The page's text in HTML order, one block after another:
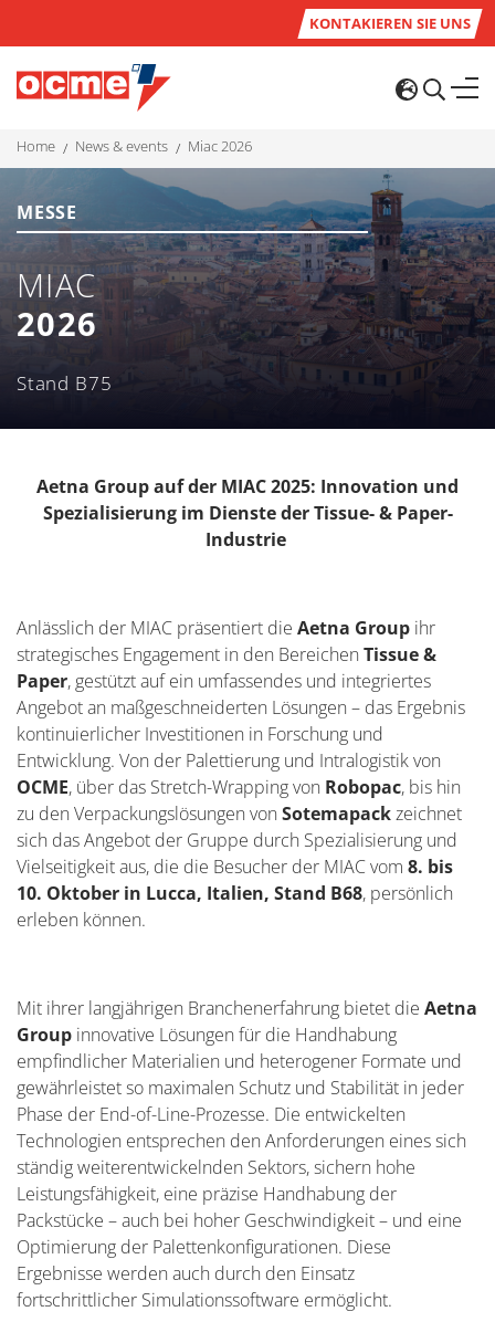
KONTAKIEREN SIE UNS
home news & events miac 2026
MESSE
MIAC
2026
Stand B75
Aetna Group auf der MIAC 2025: Innovation und
Spezialisierung im Dienste der Tissue- & Paper-
Industrie
Anlässlich der MIAC präsentiert die Aetna Group ihr
strategisches Engagement in den Bereichen Tissue &
Paper, gestützt auf ein umfassendes und integriertes
Angebot an maßgeschneiderten Lösungen – das Ergebnis
kontinuierlicher Investitionen in Forschung und
Entwicklung. Von der Palettierung und Intralogistik von
OCME, über das Stretch-Wrapping von Robopac, bis hin
zu den Verpackungslösungen von Sotemapackzeichnet
sich das Angebot der Gruppe durch Spezialisierung und
Vielseitigkeit aus, die die Besucher der MIAC vom 8. bis
10. Oktober in Lucca, Italien, Stand B68, persönlich
erleben können.
Mit ihrer langjährigen Branchenerfahrung bietet die Aetna
Group innovative Lösungen für die Handhabung
empfindlicher Materialien und heterogener Formate und
gewährleistet so maximalen Schutz und Stabilität in jeder
Phase der End-of-Line-Prozesse. Die entwickelten
Technologien entsprechen den Anforderungen eines sich
ständig weiterentwickelnden Sektors, sichern hohe
Leistungsfähigkeit, eine präzise Handhabung der
Packstücke – auch bei hoher Geschwindigkeit – und eine
Optimierung der Palettenkonfigurationen. Diese
Ergebnisse werden auch durch den Einsatz
fortschrittlicher Simulationssoftware ermöglicht.